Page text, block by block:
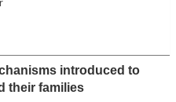
introduced to
their families